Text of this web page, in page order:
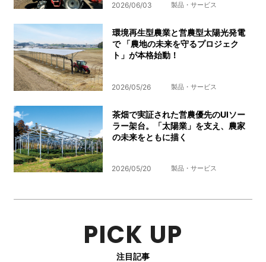
2026/06/03 製品・サービス
環境再生型農業と営農型太陽光発電
で 「農地の未来を守るプロジェク
ト」が本格始動！
2026/05/26 製品・サービス
茶畑で実証された営農優先のUIソー
ラー架台。「太陽業」を支え、農家
の未来をともに描く
2026/05/20 製品・サービス
PICK UP
注目記事